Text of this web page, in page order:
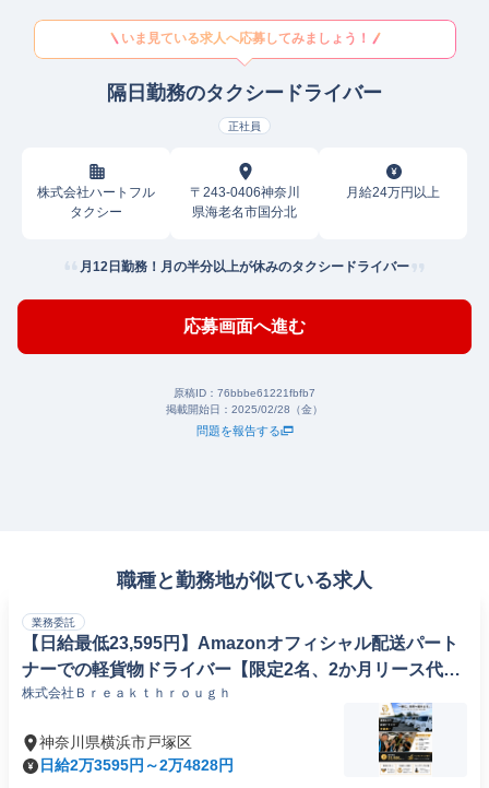
いま見ている求人へ応募してみましょう！
隔日勤務のタクシードライバー
正社員
株式会社ハートフル
タクシー
〒243-0406神奈川
県海老名市国分北
月給24万円以上
⽉12⽇勤務！月の半分以上が休みのタクシードライバー
応募画面へ進む
原稿ID： 76bbbe61221fbfb7
掲載開始日： 2025/02/28（金）
問題を報告する
職種と勤務地が似ている求人
業務委託
【日給最低23,595円】Amazonオフィシャル配送パート
ナーでの軽貨物ドライバー【限定2名、2か月リース代無
料】
株式会社Ｂｒｅａｋｔｈｒｏｕｇｈ
神奈川県横浜市戸塚区
日給2万3595円～2万4828円